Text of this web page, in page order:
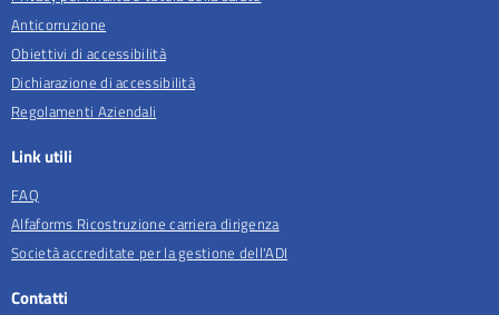
Anticorruzione
Obiettivi di accessibilità
Dichiarazione di accessibilità
Regolamenti Aziendali
Link utili
FAQ
Alfaforms Ricostruzione carriera dirigenza
Società accreditate per la gestione dell'ADI
Contatti